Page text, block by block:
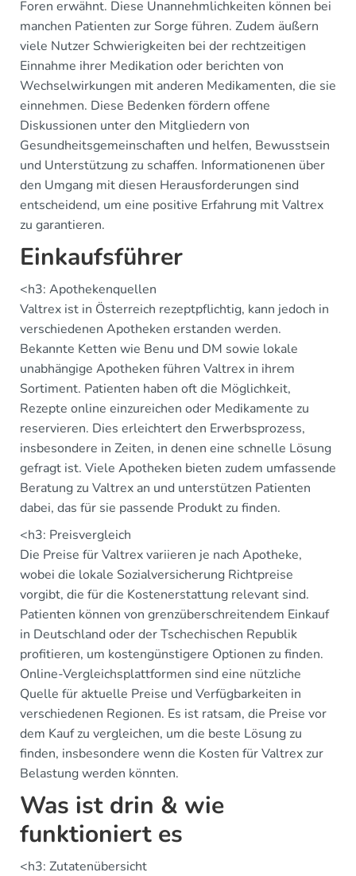
Foren erwähnt. Diese Unannehmlichkeiten können bei
manchen Patienten zur Sorge führen. Zudem äußern
viele Nutzer Schwierigkeiten bei der rechtzeitigen
Einnahme ihrer Medikation oder berichten von
Wechselwirkungen mit anderen Medikamenten, die sie
einnehmen. Diese Bedenken fördern offene
Diskussionen unter den Mitgliedern von
Gesundheitsgemeinschaften und helfen, Bewusstsein
und Unterstützung zu schaffen. Informationenen über
den Umgang mit diesen Herausforderungen sind
entscheidend, um eine positive Erfahrung mit Valtrex
zu garantieren.
Einkaufsführer
<h3: Apothekenquellen
Valtrex ist in Österreich rezeptpflichtig, kann jedoch in
verschiedenen Apotheken erstanden werden.
Bekannte Ketten wie Benu und DM sowie lokale
unabhängige Apotheken führen Valtrex in ihrem
Sortiment. Patienten haben oft die Möglichkeit,
Rezepte online einzureichen oder Medikamente zu
reservieren. Dies erleichtert den Erwerbsprozess,
insbesondere in Zeiten, in denen eine schnelle Lösung
gefragt ist. Viele Apotheken bieten zudem umfassende
Beratung zu Valtrex an und unterstützen Patienten
dabei, das für sie passende Produkt zu finden.
<h3: Preisvergleich
Die Preise für Valtrex variieren je nach Apotheke,
wobei die lokale Sozialversicherung Richtpreise
vorgibt, die für die Kostenerstattung relevant sind.
Patienten können von grenzüberschreitendem Einkauf
in Deutschland oder der Tschechischen Republik
profitieren, um kostengünstigere Optionen zu finden.
Online-Vergleichsplattformen sind eine nützliche
Quelle für aktuelle Preise und Verfügbarkeiten in
verschiedenen Regionen. Es ist ratsam, die Preise vor
dem Kauf zu vergleichen, um die beste Lösung zu
finden, insbesondere wenn die Kosten für Valtrex zur
Belastung werden könnten.
Was ist drin & wie
funktioniert es
<h3: Zutatenübersicht